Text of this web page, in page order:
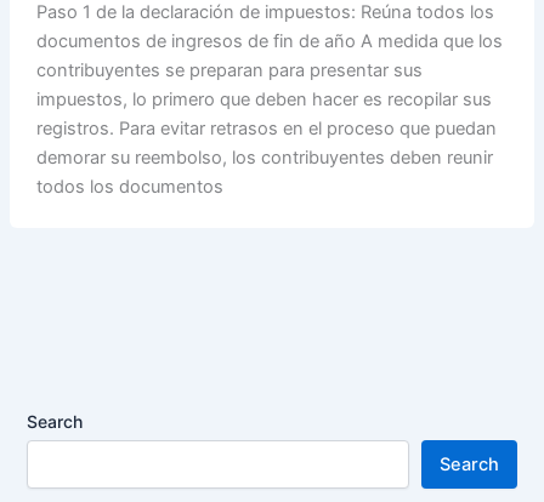
Paso 1 de la declaración de impuestos: Reúna todos los
documentos de ingresos de fin de año A medida que los
contribuyentes se preparan para presentar sus
impuestos, lo primero que deben hacer es recopilar sus
registros. Para evitar retrasos en el proceso que puedan
demorar su reembolso, los contribuyentes deben reunir
todos los documentos
Search
Search